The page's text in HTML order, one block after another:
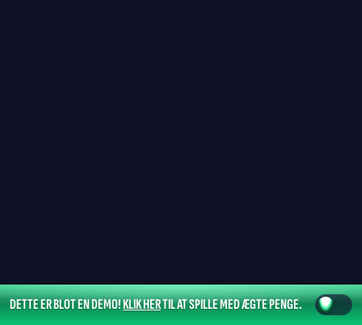
DETTE ER BLOT EN DEMO!KLIK HERTIL AT SPILLE MED ÆGTE PENGE.